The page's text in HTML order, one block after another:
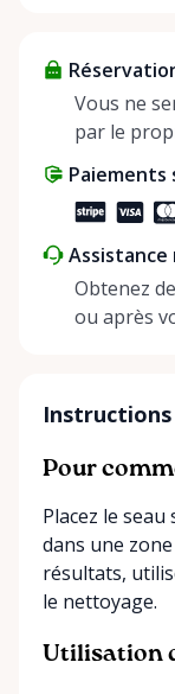
helping
positive impact on
share instead
Vous ne
par le
Paiements
Assistance
Obtenez
ou après
Pour
Placez le
dans une
résultats,
le nettoyage.
Utilisation